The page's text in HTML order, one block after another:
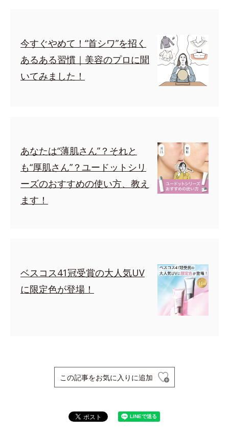
今すぐやめて！“首シワ”を招く
あるある習慣｜美容のプロに聞
いてみました！
あなたは“薄肌さん”？それと
も“厚肌さん”？ユードットシリ
ーズのおすすめの使い方、教え
ます！
ベスコス41冠受賞の大人気UV
に限定色が登場！
この記事をお気に入りに追加